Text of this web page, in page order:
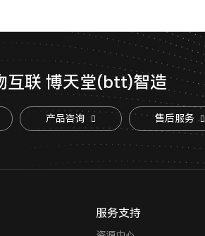
互联 博天堂(btt)智造
产品咨询 售后服务
服务支持